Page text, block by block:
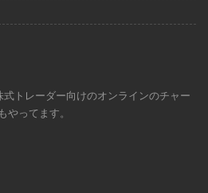
トレーダー向けのオンラインのチャー
やってます。